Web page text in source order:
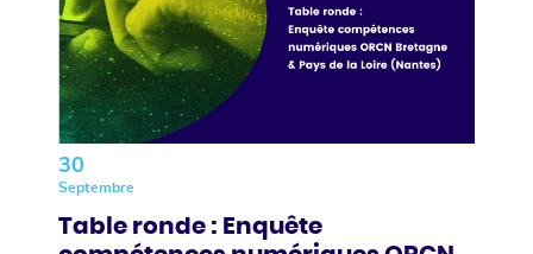
30
Septembre
Table ronde : Enquête